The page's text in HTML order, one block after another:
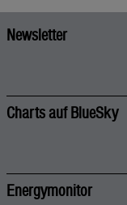
Newsletter
Charts auf BlueSky
Energymonitor